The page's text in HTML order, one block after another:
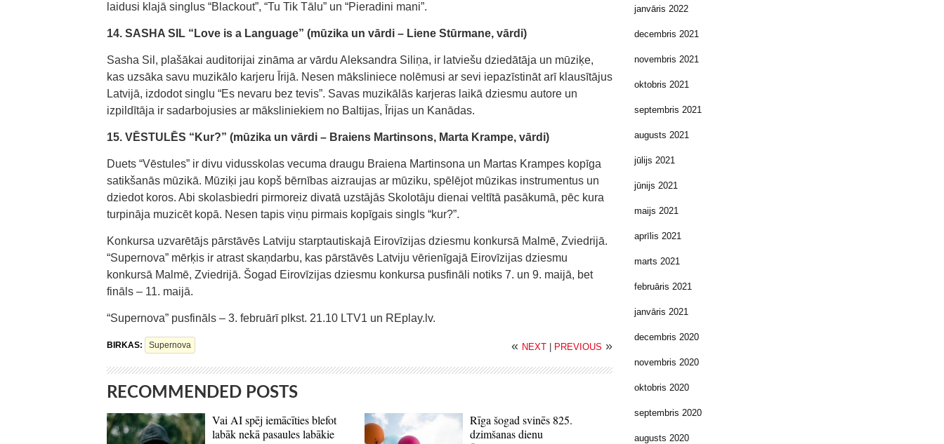
laidusi klajā singlus “Blackout”, “Tu Tik Tālu” un “Pieradini mani”.
14. SASHA SIL “Love is a Language” (mūzika un vārdi – Liene Stūrmane, vārdi)
Sasha Sil, plašākai auditorijai zināma ar vārdu Aleksandra Siliņa, ir latviešu dziedātāja un mūziķe,
kas uzsāka savu muzikālo karjeru Īrijā. Nesen māksliniece nolēmusi ar sevi iepazīstināt arī klausītājus
Latvijā, izdodot singlu “Es nevaru bez tevis”. Savas muzikālās karjeras laikā dziesmu autore un
izpildītāja ir sadarbojusies ar māksliniekiem no Baltijas, Īrijas un Kanādas.
15. VĒSTULĒS “Kur?” (mūzika un vārdi – Braiens Martinsons, Marta Krampe, vārdi)
Duets “Vēstules” ir divu vidusskolas vecuma draugu Braiena Martinsona un Martas Krampes kopīga
satikšanās mūzikā. Mūziķi jau kopš bērnības aizraujas ar mūziku, spēlējot mūzikas instrumentus un
dziedot koros. Abi skolasbiedri pirmoreiz divatā uzstājās Skolotāju dienai veltītā pasākumā, pēc kura
turpināja muzicēt kopā. Nesen tapis viņu pirmais kopīgais singls “kur?”.
Konkursa uzvarētājs pārstāvēs Latviju starptautiskajā Eirovīzijas dziesmu konkursā Malmē, Zviedrijā.
“Supernova” mērķis ir atrast skaņdarbu, kas pārstāvēs Latviju vērienīgajā Eirovīzijas dziesmu
konkursā Malmē, Zviedrijā. Šogad Eirovīzijas dziesmu konkursa pusfināli notiks 7. un 9. maijā, bet
fināls – 11. maijā.
“Supernova” pusfināls – 3. februārī plkst. 21.10 LTV1 un REplay.lv.
BIRKAS: Supernova « NEXT PREVIOUS »
RECOMMENDED POSTS
Vai AI spēj iemācīties blefot
labāk nekā pasaules labākie
Rīga šogad svinēs 825.
dzimšanas dienu
janvāris 2022
decembris 2021
novembris 2021
oktobris 2021
septembris 2021
augusts 2021
jūlijs 2021
jūnijs 2021
maijs 2021
aprīlis 2021
marts 2021
februāris 2021
janvāris 2021
decembris 2020
novembris 2020
oktobris 2020
septembris 2020
augusts 2020